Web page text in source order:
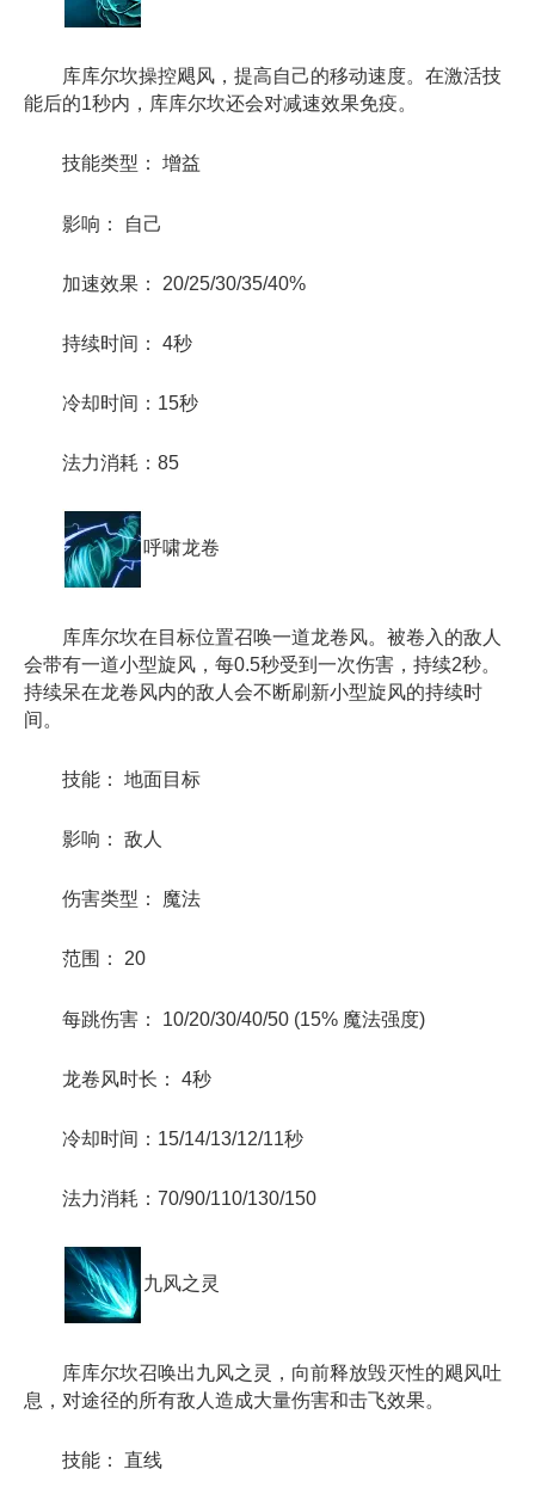
库库尔坎操控飓风，提高自己的移动速度。在激活技
能后的1秒内，库库尔坎还会对减速效果免疫。
技能类型： 增益
影响： 自己
加速效果： 20/25/30/35/40%
持续时间： 4秒
冷却时间：15秒
法力消耗：85
呼啸龙卷
库库尔坎在目标位置召唤一道龙卷风。被卷入的敌人
会带有一道小型旋风，每0.5秒受到一次伤害，持续2秒。
持续呆在龙卷风内的敌人会不断刷新小型旋风的持续时
间。
技能： 地面目标
影响： 敌人
伤害类型： 魔法
范围： 20
每跳伤害： 10/20/30/40/50 (15% 魔法强度)
龙卷风时长： 4秒
冷却时间：15/14/13/12/11秒
法力消耗：70/90/110/130/150
九风之灵
库库尔坎召唤出九风之灵，向前释放毁灭性的飓风吐
息，对途径的所有敌人造成大量伤害和击飞效果。
技能： 直线